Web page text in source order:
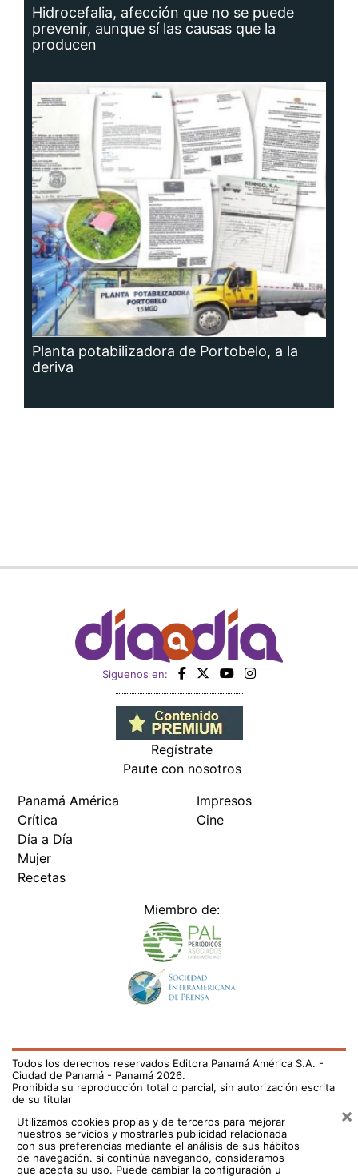
Hidrocefalia, afección que no se puede
prevenir, aunque sí las causas que la
producen
Planta potabilizadora de Portobelo, a la
deriva
Siguenos en:
Regístrate
Paute con nosotros
Panamá América
Crítica
Día a Día
Mujer
Recetas
Impresos
Cine
Miembro de:
Todos los derechos reservados Editora Panamá América S.A. -
Ciudad de Panamá - Panamá 2026.
Prohibida su reproducción total o parcial, sin autorización escrita
de su titular
Utilizamos cookies propias y de terceros para mejorar
nuestros servicios y mostrarles publicidad relacionada
con sus preferencias mediante el análisis de sus hábitos
de navegación. si continúa navegando, consideramos
que acepta su uso. Puede cambiar la configuración u
×